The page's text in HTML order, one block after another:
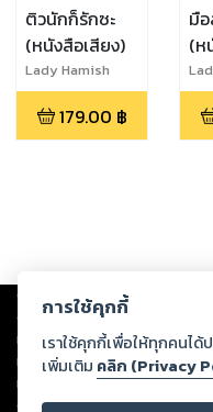
ติวนักก็รักซะ
(หนังสือเสียง)
Lady Hamish
179.00 ฿
มื
(ห
Copyright © 2026
ต่อผลงานหรือเนื้อหาใดที่อัปโหลด
ทรัพย์สินทางปัญญาของบุคคลอื่น
ทุกท่านโปรดใช้วิจารณญาณในกา
หนึ่งส่วนใดขัดต่อกฎหมายและศีล
ดำเนินการในทันที ทั้งนี้ ทางสต
การใช้คุกกี้
เราใช้คุกกี้เพื่อให้ทุกคนไ
เพิ่มเติม คลิก (Privacy